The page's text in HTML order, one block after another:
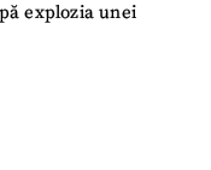
explozia unei